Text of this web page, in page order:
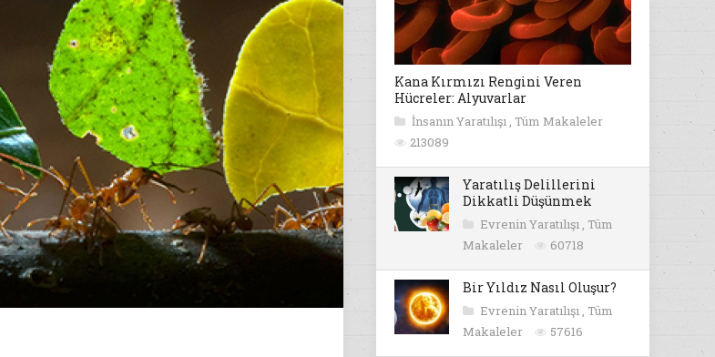
Kana Kırmızı Rengini Veren
Hücreler: Alyuvarlar
İnsanın Yaratılışı , Tüm Makaleler
213089
Yaratılış Delillerini
Dikkatli Düşünmek
Evrenin Yaratılışı , Tüm
Makaleler
60718
Bir Yıldız Nasıl Oluşur?
Evrenin Yaratılışı , Tüm
Makaleler
57616